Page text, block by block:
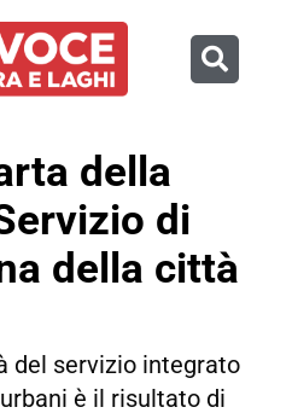
della
di
della città
del servizio integrato
è il risultato di